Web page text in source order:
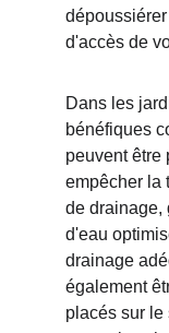
d'accès de
Dans les
bénéfiques
peuvent être
empêcher la
de drainage,
d'eau
drainage
également
placés sur le